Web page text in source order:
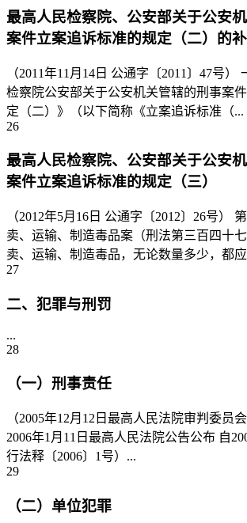
最高人民检察院、公安部关于公安
案件立案追诉标准的规定（二）的
（2011年11月14日 公通字〔2011〕47号）
检察院公安部关于公安机关管辖的刑事案
定（二）》（以下简称《立案追诉标准（...
26
最高人民检察院、公安部关于公安
案件立案追诉标准的规定（三）
（2012年5月16日 公通字〔2012〕26号）
卖、运输、制造毒品案（刑法第三百四十
卖、运输、制造毒品，无论数量多少，都
27
二、犯罪与刑罚
...
28
（一）刑事责任
（2005年12月12日最高人民法院审判委员
2006年1月11日最高人民法院公告公布 自
行法释〔2006〕1号）...
29
（二）单位犯罪